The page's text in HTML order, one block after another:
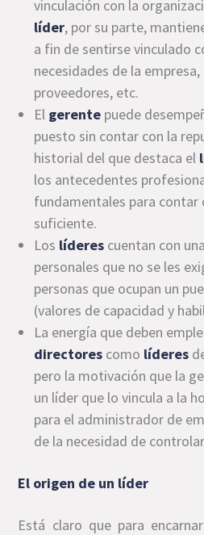
vinculación con la
líder, por su parte,
a fin de sentirse vinculado
necesidades de la
proveedores, etc.
El gerente puede
puesto sin contar con la
historial del que destaca el
los antecedentes
fundamentales para contar
suficiente.
Los líderes cuentan con
personales que no se les
personas que ocupan un
(valores de capacidad y
La energía que deben
directores como líderes
pero la motivación que la
un líder que lo vincula a la
para el administrador de
de la necesidad de
El origen de un líder
Está claro que para